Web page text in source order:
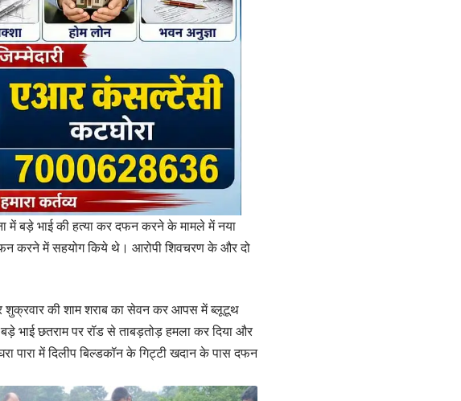
में बड़े भाई की हत्या कर दफन करने के मामले में नया
करने में सहयोग किये थे। आरोपी शिवचरण के और दो
शुक्रवार की शाम शराब का सेवन कर आपस में ब्लूटूथ
भाई छतराम पर रॉड से ताबड़तोड़ हमला कर दिया और
पारा में दिलीप बिल्डकॉन के गिट्टी खदान के पास दफन